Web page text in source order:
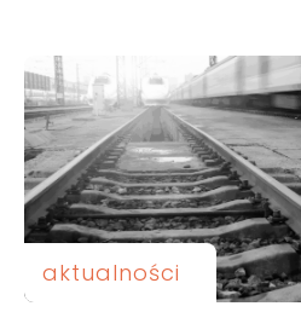
aktualności